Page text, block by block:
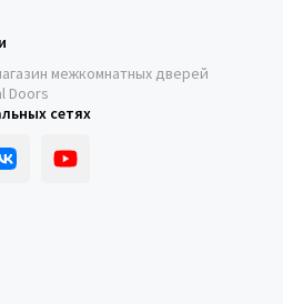
межкомнатных дверей
Doors
сетях